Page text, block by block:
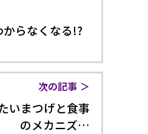
からなくなる!?
次の記事
いまつげと食事
のメカニズ…